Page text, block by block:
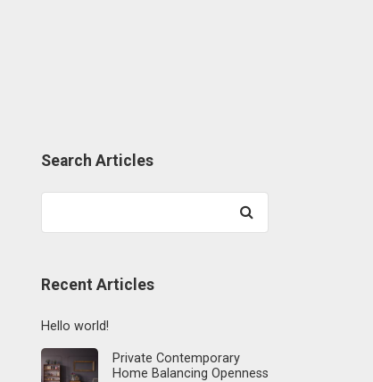
Search Articles
Recent Articles
Hello world!
Private Contemporary
Home Balancing Openness